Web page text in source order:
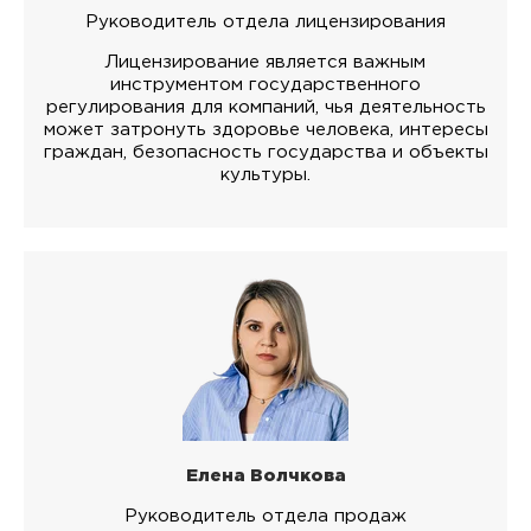
Руководитель отдела лицензирования
Лицензирование является важным
инструментом государственного
регулирования для компаний, чья деятельность
может затронуть здоровье человека, интересы
граждан, безопасность государства и объекты
культуры.
Елена Волчкова
Руководитель отдела продаж